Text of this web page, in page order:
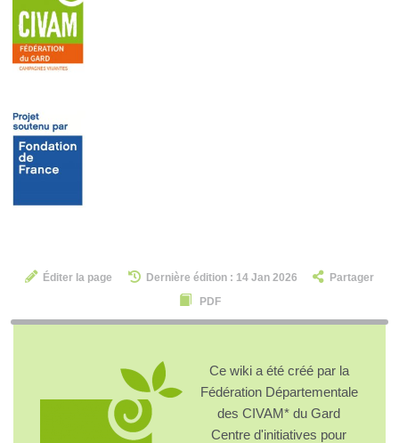
Éditer la page Dernière édition : 14 Jan 2026
Partager
PDF
Ce wiki a été créé par la
Fédération Départementale
des CIVAM* du Gard
Centre d'initiatives pour